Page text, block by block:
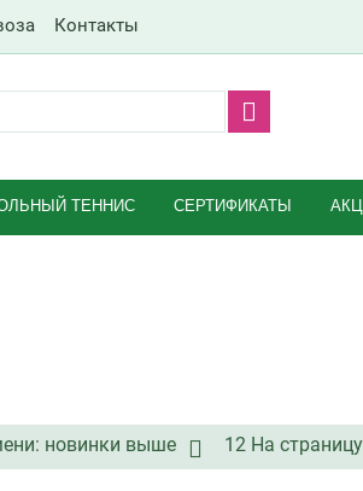
Контакты
ТЕННИС СЕРТИФИКАТЫ
новинки выше 12 На страницу